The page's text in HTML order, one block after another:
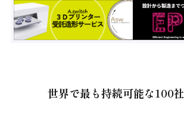
世界で最も持続可能な100社